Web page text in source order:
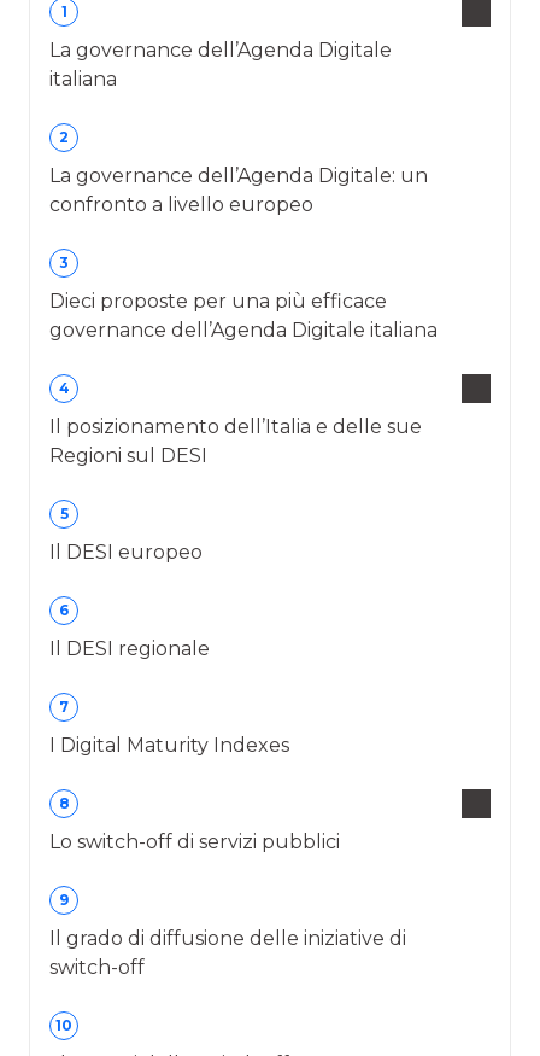
1
La governance dell’Agenda Digitale
italiana
2
La governance dell’Agenda Digitale: un
confronto a livello europeo
3
Dieci proposte per una più efficace
governance dell’Agenda Digitale italiana
4
Il posizionamento dell’Italia e delle sue
Regioni sul DESI
5
Il DESI europeo
6
Il DESI regionale
7
I Digital Maturity Indexes
8
Lo switch-off di servizi pubblici
9
Il grado di diffusione delle iniziative di
switch-off
10